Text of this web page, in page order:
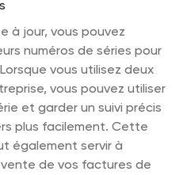
à jour, vous pouvez
numéros de séries pour
vous utilisez deux
vous pouvez utiliser
et garder un suivi précis
plus facilement. Cette
également servir à
de vos factures de